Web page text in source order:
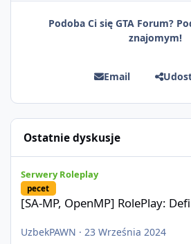
Podoba Ci się GTA Forum?
znajomym!
Email
Ostatnie dyskusje
Serwery Roleplay
pecet
[SA-MP, OpenMP] RolePlay:
UzbekPAWN · 23 Września 2024